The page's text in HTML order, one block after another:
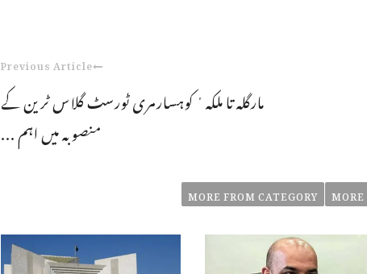
Previous Article
مارگلہ تا ملکہ ٔ کوہسارمری ٹورسٹ گلاس ٹرین کے
منصوبہ میں اہم ...
MORE FROM CATEGORY